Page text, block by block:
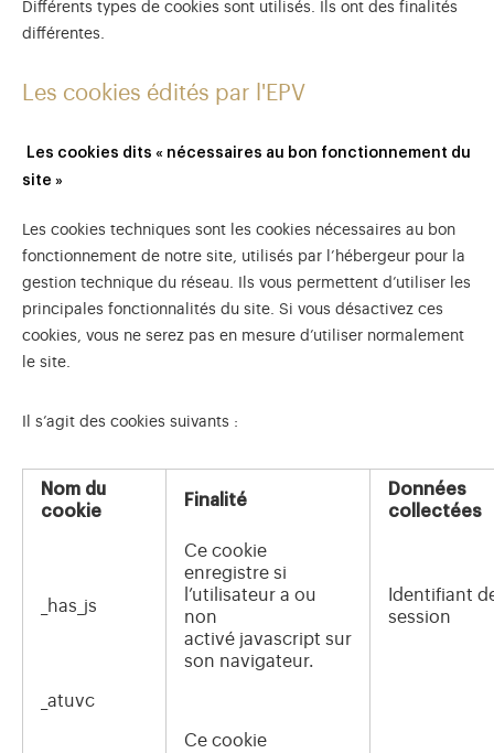
Différents types de cookies sont utilisés. Ils ont des finalités
différentes.
Les cookies édités par l'EPV
Les cookies dits « nécessaires au bon fonctionnement du
site »
Les cookies techniques sont les cookies nécessaires au bon
fonctionnement de notre site, utilisés par l’hébergeur pour la
gestion technique du réseau. Ils vous permettent d’utiliser les
principales fonctionnalités du site. Si vous désactivez ces
cookies, vous ne serez pas en mesure d’utiliser normalement
le site.
Il s’agit des cookies suivants :
Nom du
cookie
Finalité
Données
collectées
_has_js
Ce cookie
enregistre si
l’utilisateur a ou
non
activé javascript sur
son navigateur.
Identifiant
session
_atuvc
Ce cookie